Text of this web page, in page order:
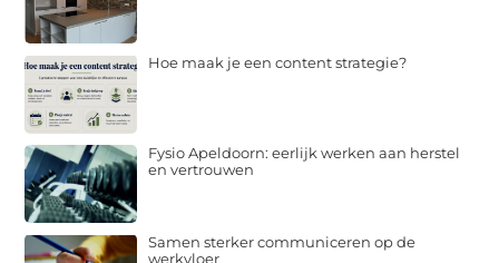
Hoe maak je een content strategie?
Fysio Apeldoorn: eerlijk werken aan herstel
en vertrouwen
Samen sterker communiceren op de
werkvloer